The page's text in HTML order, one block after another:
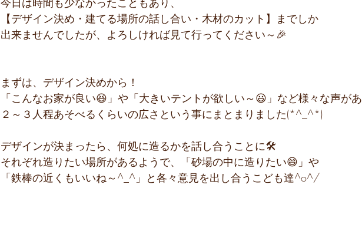
【デザイン決め・建てる場所の話し合い・木材のカット】までしか
出来ませんでしたが、よろしければ見て行ってください～🎉
まずは、デザイン決めから！
「こんなお家が良い😆」や「大きいテントが欲しい～😃」など様々な声があ
２～３人程あそべるくらいの広さという事にまとまりました(*^_^*)
デザインが決まったら、何処に造るかを話し合うことに🛠
それぞれ造りたい場所があるようで、「砂場の中に造りたい😄」や
「鉄棒の近くもいいね～^_^」と各々意見を出し合うこども達^o^/